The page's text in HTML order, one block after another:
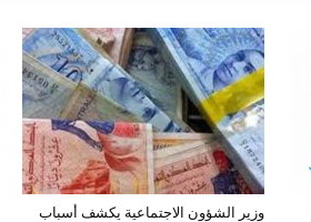
وزير الشؤون الاجتماعية يكشف أسباب